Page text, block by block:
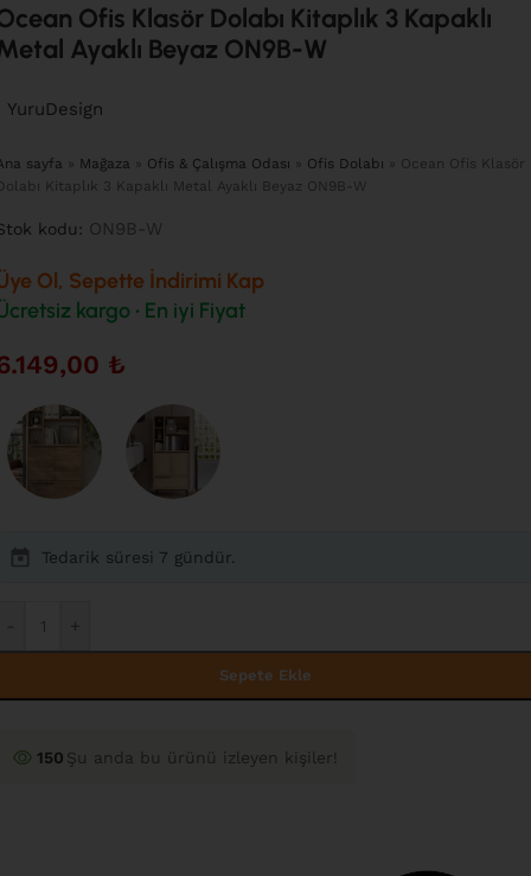
Ofis Klasör Dolabı Kitaplık 3 Kapaklı
Ayaklı Beyaz ON9B-W
YuruDesign
sayfa » Mağaza » Ofis & Çalışma Odası » Ofis Dolabı » Ocean Ofis Klasör
Kitaplık 3 Kapaklı Metal Ayaklı Beyaz ON9B-W
kodu: ON9B-W
Ol, Sepette İndirimi Kap
kargo • En iyi Fiyat
₺
Tedarik süresi 7 gündür.
+
Sepete Ekle
150 Şu anda bu ürünü izleyen kişiler!